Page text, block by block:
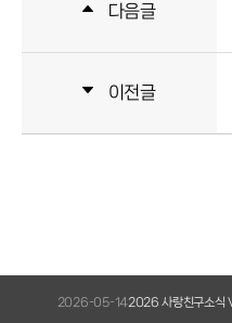
다음글
이전글
2026 사랑친구소식 Vol.14 발간